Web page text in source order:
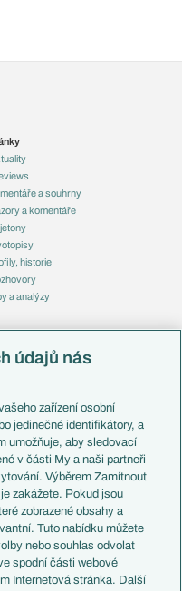
a souhrny
a komentáře
historie
a analýzy
údajů nás
zařízení osobní
jedinečné identifikátory, a
umožňuje, aby sledovací
v části My a naši partneři
Výběrem Zamítnout
zakážete. Pokud jsou
zobrazené obsahy a
Tuto nabídku můžete
nebo souhlas odvolat
spodní části webové
Internetová stránka. Další